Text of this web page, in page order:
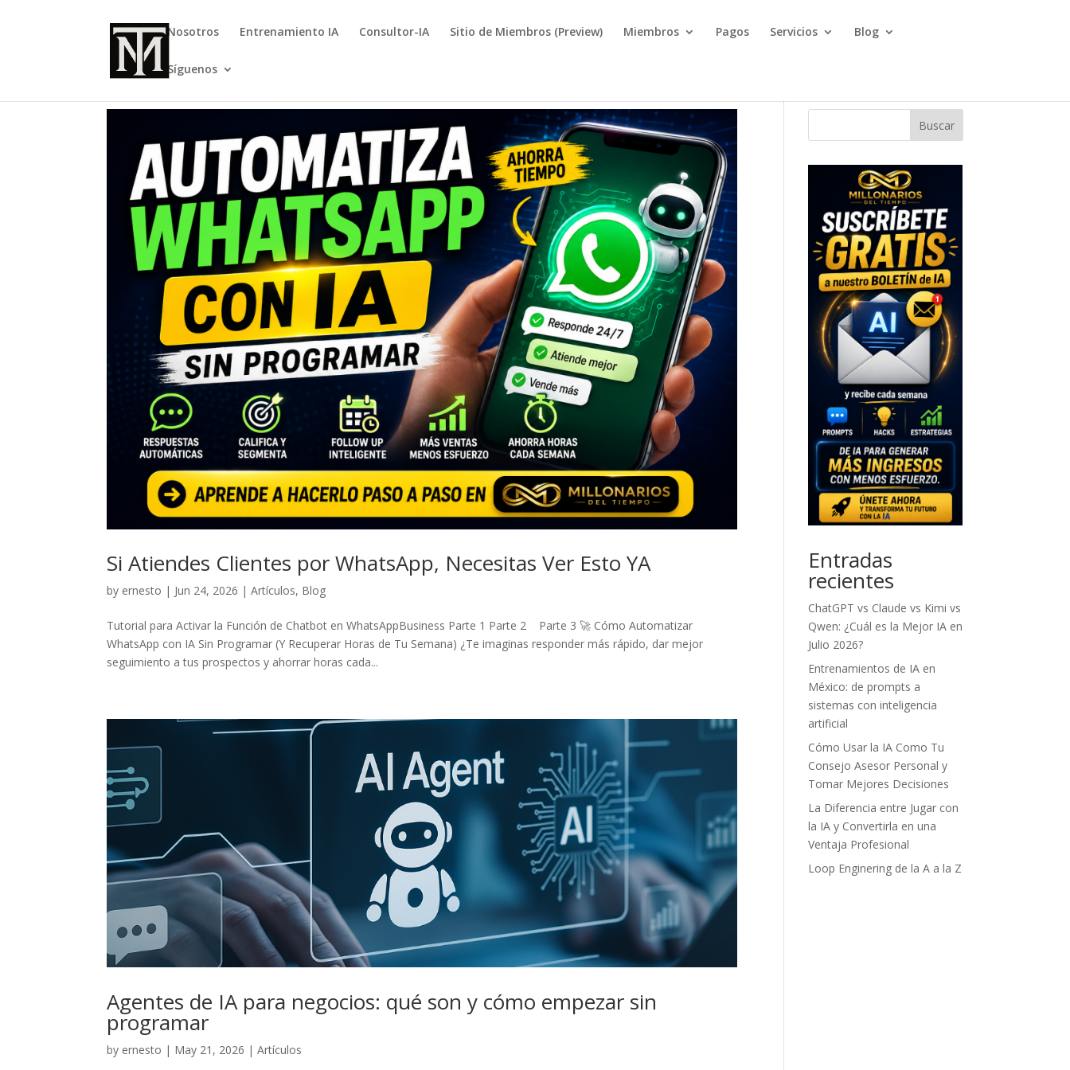
Nosotros Entrenamiento IA Consultor-IA Sitio de Miembros (Preview) Miembros Pagos Servicios Blog
Síguenos
Si Atiendes Clientes por WhatsApp, Necesitas Ver Esto YA
by ernesto | Jun 24, 2026 |Artículos, Blog
Tutorial para Activar la Función de Chatbot en WhatsAppBusiness Parte 1 Parte 2 Parte 3 🚀 Cómo Automatizar
WhatsApp con IA Sin Programar (Y Recuperar Horas de Tu Semana) ¿Te imaginas responder más rápido, dar mejor
seguimiento a tus prospectos y ahorrar horas cada...
Agentes de IA para negocios: qué son y cómo empezar sin
programar
by ernesto | May 21, 2026 |Artículos
Buscar
Entradas
recientes
ChatGPT vs Claude vs Kimi vs
Qwen: ¿Cuál es la Mejor IA en
Julio 2026?
Entrenamientos de IA en
México: de prompts a
sistemas con inteligencia
artificial
Cómo Usar la IA Como Tu
Consejo Asesor Personal y
Tomar Mejores Decisiones
La Diferencia entre Jugar con
la IA y Convertirla en una
Ventaja Profesional
Loop Enginering de la A a la Z